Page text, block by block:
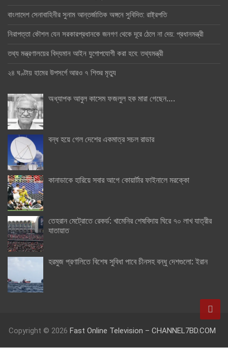
বাংলাদেশ সেনাবাহিনীর সুনাম আন্তর্জাতিক অঙ্গনে সুবিদিত: রাষ্ট্রপতি
নিরাপত্তা কৌশল যেন সরকারপ্রধানকে জনগণ থেকে দূরে ঠেলে না দেয়: প্রধানমন্ত্রী
তথ্য মন্ত্রণালয়ের বিদ্যমান আইন যুগোপযোগী করা হবে: তথ্যমন্ত্রী
২৪ ঘণ্টায় হামের উপসর্গে আরও ৭ শিশুর মৃত্যু
অধ্যাপক আবুল কাসেম ফজলুল হক মারা গেছেন….
বন্ধ হয়ে গেল দেশের একমাত্র সচল রাডার
কানাডাকে হারিয়ে সবার আগে কোয়ার্টার ফাইনালে মরক্কো
তেহরান মেট্রোতে রেকর্ড: খামেনির শেষবিদায় ঘিরে ৭০ লাখ যাত্রীর
যাতায়াত
হরমুজ প্রণালিতে বিশেষ সুবিধা পাবে চীনসহ বন্ধু দেশগুলো: ইরান
Copyright © 2026 Fast Online Television – CHANNEL7BD.COM